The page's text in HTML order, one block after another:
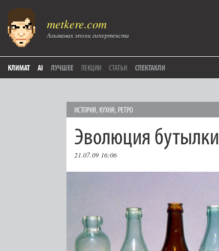
metkere.com
Альманах эпохи гипертекста
КЛИМАТ AI ЛУЧШЕЕ ЛЕКЦИИ СТАТЬИ СПЕКТАКЛИ
ИСТОРИЯ, КУХНЯ, РЕТРО
Эволюция бутылки
21.07.09 16:06